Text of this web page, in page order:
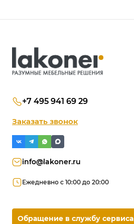
+7 495 941 69 29
Заказать звонок
info@lakoner.ru
Ежедневно с 10:00 до 20:00
Обращение в службу сервиса